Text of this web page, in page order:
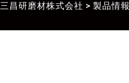
三昌研磨材株式会社 > 製品情報